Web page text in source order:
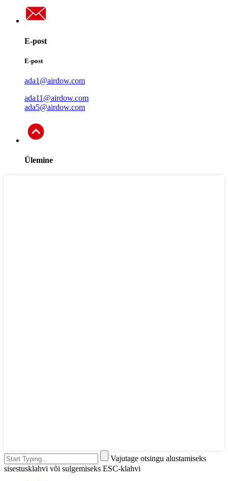
E-post
E-post
ada1@airdow.com
ada11@airdow.com
ada5@airdow.com
Ülemine
Vajutage otsingu alustamiseks
sisestusklahvi või sulgemiseks ESC-klahvi